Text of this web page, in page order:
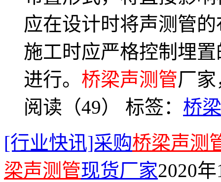
应在设计时将声测管
施工时应严格控制埋
进行。 桥梁声测管厂
阅读（49） 标签： 桥
[行业快讯]采购桥梁声测
梁声测管现货厂家2020